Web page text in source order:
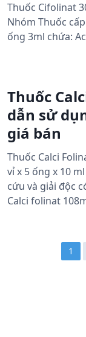
Thuốc Cifolinat
Nhóm Thuốc
ống 3ml chứa:
Thuốc
dẫn sử
giá bán
Thuốc Calci
vỉ x 5 ống x 10
cứu và giải độc
Calci folinat
1